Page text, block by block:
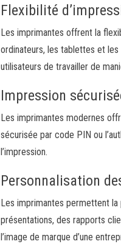
Flexibilité
Les imprimantes offrent la
ordinateurs, les tablettes et
utilisateurs de travailler de
Impression
Les imprimantes modernes
sécurisée par code PIN ou
l’impression.
Personnalisation
Les imprimantes permettent
présentations, des rapports
l’image de marque d’une